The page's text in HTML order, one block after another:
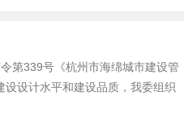
339号《杭州市海绵城市建设管
设计水平和建设品质，我委组织